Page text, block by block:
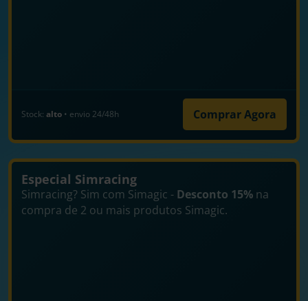
Stock: alto • envio 24/48h Comprar Agora
Especial Simracing
Simracing? Sim com Simagic - Desconto 15% na
compra de 2 ou mais produtos Simagic.